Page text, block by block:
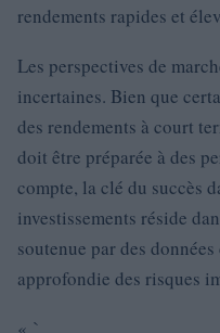
rendements rapides et
Les perspectives de
incertaines. Bien que
des rendements à court
doit être préparée à des
compte, la clé du succès
investissements réside
soutenue par des
approfondie des risques